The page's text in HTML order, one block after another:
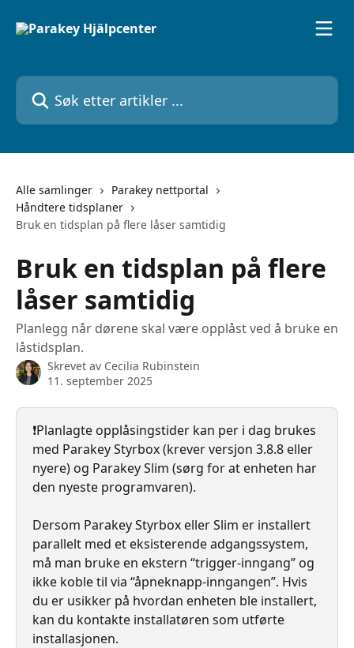
Søk etter artikler ...
Alle samlinger
Parakey nettportal
Håndtere tidsplaner
Bruk en tidsplan på flere låser samtidig
Bruk en tidsplan på flere
låser samtidig
Planlegg når dørene skal være opplåst ved å bruke en
låstidsplan.
Skrevet av Cecilia Rubinstein
11. september 2025
❗️Planlagte opplåsingstider kan per i dag brukes
med Parakey Styrbox (krever versjon 3.8.8 eller
nyere) og Parakey Slim (sørg for at enheten har
den nyeste programvaren).
Dersom Parakey Styrbox eller Slim er installert
parallelt med et eksisterende adgangssystem,
må man bruke en ekstern “trigger-inngang” og
ikke koble til via “åpneknapp-inngangen”. Hvis
du er usikker på hvordan enheten ble installert,
kan du kontakte installatøren som utførte
installasjonen.